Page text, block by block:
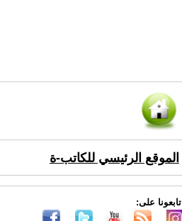
الموقع الرئيسي للكاتب-ة
تابعونا على: